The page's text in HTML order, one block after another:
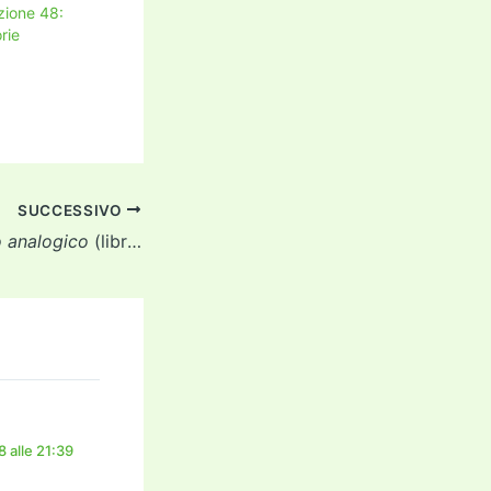
48:
SUCCESSIVO
analogico (libro)
alle 21:39